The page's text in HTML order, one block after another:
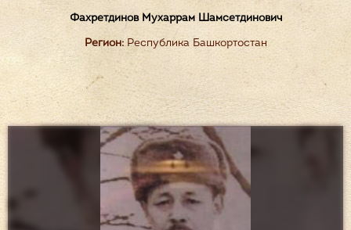
Фахретдинов Мухаррам Шамсетдинович
Регион:Республика Башкортостан